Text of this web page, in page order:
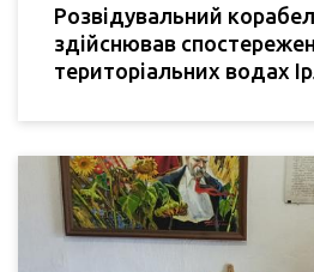
Розвідувальний
здійснював
територіальних водах